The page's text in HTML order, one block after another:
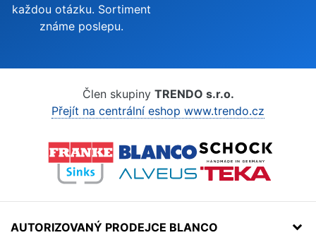
každou otázku. Sortiment
známe poslepu.
Člen skupiny TRENDO s.r.o.
Přejít na centrální eshop www.trendo.cz
AUTORIZOVANÝ PRODEJCE BLANCO